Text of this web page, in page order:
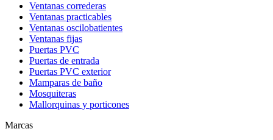
Ventanas correderas
Ventanas practicables
Ventanas oscilobatientes
Ventanas fijas
Puertas PVC
Puertas de entrada
Puertas PVC exterior
Mamparas de baño
Mosquiteras
Mallorquinas y porticones
Marcas